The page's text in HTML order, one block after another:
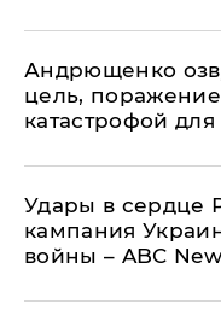
Андрющенко
цель,
катастрофой
Удары в сердце
кампания
войны – ABC